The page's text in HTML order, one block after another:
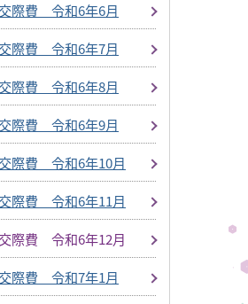
際費 令和6年6月
際費 令和6年7月
際費 令和6年8月
際費 令和6年9月
際費 令和6年10月
際費 令和6年11月
際費 令和6年12月
際費 令和7年1月